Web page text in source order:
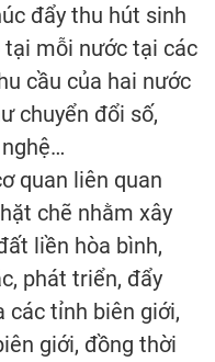
đẩy thu hút sinh
mỗi nước tại các
cầu của hai nước
chuyển đổi số,
quan liên quan
chẽ nhằm xây
liền hòa bình,
phát triển, đẩy
các tỉnh biên giới,
giới, đồng thời